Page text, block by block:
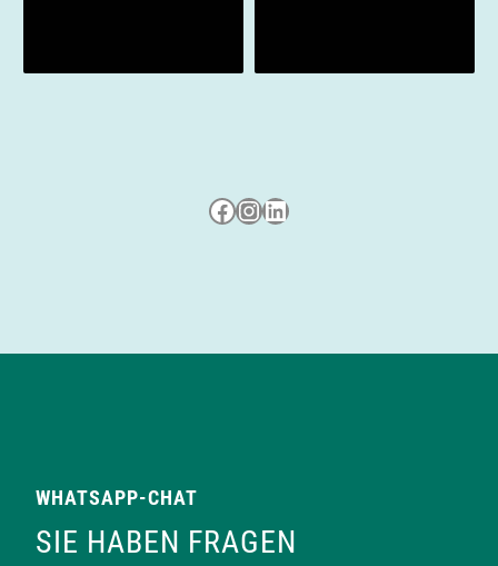
Besuche uns auf Facebook
Besuche uns auf Instagram
LinkedIn
WHATSAPP-CHAT
SIE HABEN FRAGEN